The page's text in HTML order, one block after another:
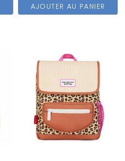
AJOUTER AU PANIER